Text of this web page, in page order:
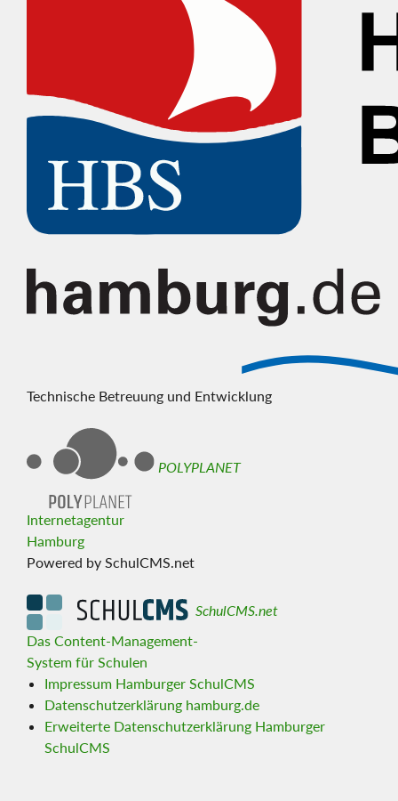
Technische Betreuung und Entwicklung
POLYPLANET
Internetagentur
Hamburg
Powered by SchulCMS.net
SchulCMS.net
Das Content-Management-
System für Schulen
Impressum Hamburger SchulCMS
Datenschutzerklärung hamburg.de
Erweiterte Datenschutzerklärung Hamburger
SchulCMS